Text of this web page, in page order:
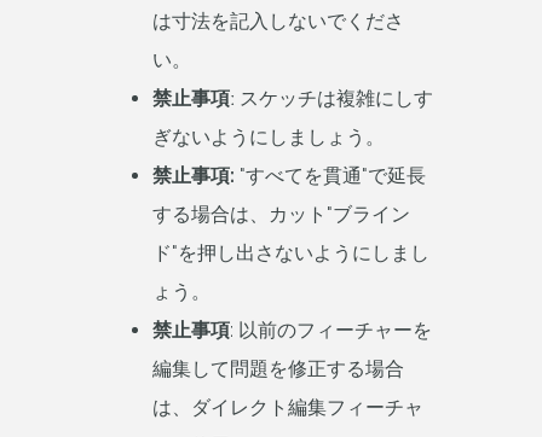
は寸法を記入しないでくださ
い。
禁止事項ː スケッチは複雑にしす
ぎないようにしましょう。
禁止事項: "すべてを貫通"で延長
する場合は、カット"ブライン
ド"を押し出さないようにしまし
ょう。
禁止事項: 以前のフィーチャーを
編集して問題を修正する場合
は、ダイレクト編集フィーチャ